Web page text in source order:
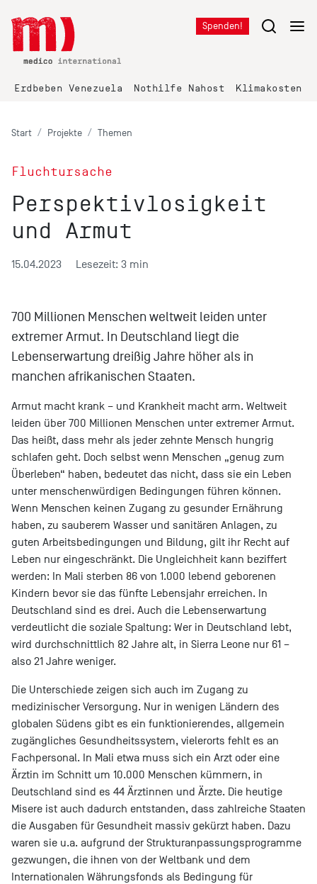
Spenden!
Erdbeben Venezuela Nothilfe Nahost Klimakosten
Start Projekte Themen
Fluchtursache
Perspektivlosigkeit
und Armut
15.04.2023 Lesezeit: 3 min
700 Millionen Menschen weltweit leiden unter
extremer Armut. In Deutschland liegt die
Lebenserwartung dreißig Jahre höher als in
manchen afrikanischen Staaten.
Armut macht krank – und Krankheit macht arm. Weltweit
leiden über 700 Millionen Menschen unter extremer Armut.
Das heißt, dass mehr als jeder zehnte Mensch hungrig
schlafen geht. Doch selbst wenn Menschen „genug zum
Überleben“ haben, bedeutet das nicht, dass sie ein Leben
unter menschenwürdigen Bedingungen führen können.
Wenn Menschen keinen Zugang zu gesunder Ernährung
haben, zu sauberem Wasser und sanitären Anlagen, zu
guten Arbeitsbedingungen und Bildung, gilt ihr Recht auf
Leben nur eingeschränkt. Die Ungleichheit kann beziffert
werden: In Mali sterben 86 von 1.000 lebend geborenen
Kindern bevor sie das fünfte Lebensjahr erreichen. In
Deutschland sind es drei. Auch die Lebenserwartung
verdeutlicht die soziale Spaltung: Wer in Deutschland lebt,
wird durchschnittlich 82 Jahre alt, in Sierra Leone nur 61 –
also 21 Jahre weniger.
Die Unterschiede zeigen sich auch im Zugang zu
medizinischer Versorgung. Nur in wenigen Ländern des
globalen Südens gibt es ein funktionierendes, allgemein
zugängliches Gesundheitssystem, vielerorts fehlt es an
Fachpersonal. In Mali etwa muss sich ein Arzt oder eine
Ärztin im Schnitt um 10.000 Menschen kümmern, in
Deutschland sind es 44 Ärztinnen und Ärzte. Die heutige
Misere ist auch dadurch entstanden, dass zahlreiche Staaten
die Ausgaben für Gesundheit massiv gekürzt haben. Dazu
waren sie u.a. aufgrund der Strukturanpassungsprogramme
gezwungen, die ihnen von der Weltbank und dem
Internationalen Währungsfonds als Bedingung für